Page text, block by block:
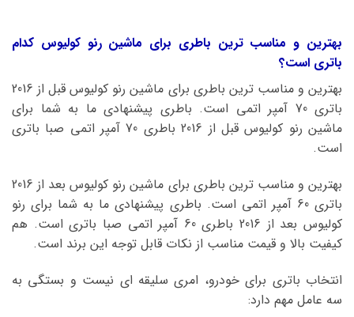
بهترین و مناسب ترین باطری برای ماشین رنو کولیوس کدام
باتری است؟
بهترین و مناسب ترین باطری برای ماشین رنو کولیوس قبل از 2016
باتری 70 آمپر اتمی است. باطری پیشنهادی ما به شما برای
ماشین رنو کولیوس قبل از 2016 باطری 70 آمپر اتمی صبا باتری
است.
بهترین و مناسب ترین باطری برای ماشین رنو کولیوس بعد از 2016
باتری 60 آمپر اتمی است. باطری پیشنهادی ما به شما برای رنو
کولیوس بعد از 2016 باطری 60 آمپر اتمی صبا باتری است. هم
کیفیت بالا و قیمت مناسب از نکات قابل توجه این برند است.
انتخاب باتری برای خودرو، امری سلیقه ای نیست و بستگی به
سه عامل مهم دارد: